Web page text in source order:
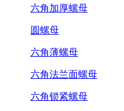
六角加厚螺母
圆螺母
六角薄螺母
六角法兰面螺母
六角锁紧螺母